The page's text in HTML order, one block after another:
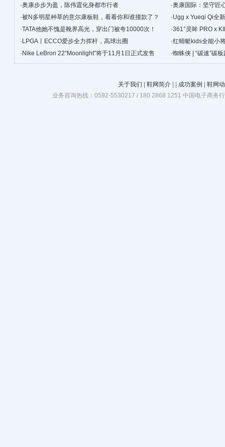
·奥康步步为盈，陈伟霆化身都市行者 ·奥康国际：坚守匠
景
·被N多明星种草的意尔康板鞋，看看你和谁撞款了？ ·Ugg x Yueqi Qi全
·TATA他她不愧是靴界高光，穿出门被夸10000次！ ·361°灵眸 PRO x
跑鞋
· LPGA丨ECCO爱步全力挥杆，高球出圈 ·红蜻蜓kids全能小
· Nike LeBron 22“Moonlight”将于11月1日正式发售 ·蜘蛛侠 | “碳速”碳
关于我们 鞋网简介 成功案例
鞋网
业务咨询热线：0592-5530217 / 180 2868 1251 中国电子商务